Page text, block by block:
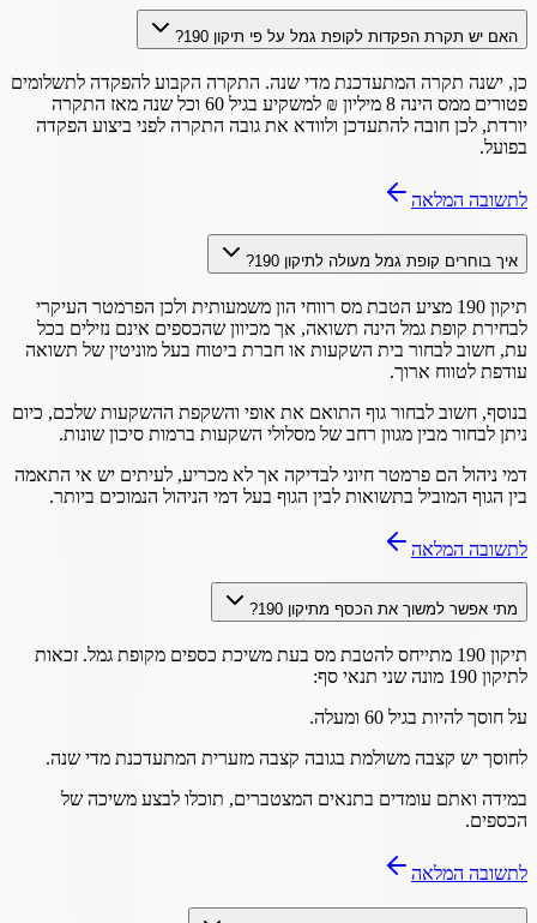
האם יש תקרת הפקדות לקופת גמל על פי תיקון 190?
כן, ישנה תקרה המתעדכנת מדי שנה. התקרה הקבוע להפקדה לתשלומים
פטורים ממס הינה 8 מיליון ₪ למשקיע בגיל 60 וכל שנה מאז התקרה
יורדת, לכן חובה להתעדכן ולוודא את גובה התקרה לפני ביצוע הפקדה
בפועל.
לתשובה המלאה
איך בוחרים קופת גמל מעולה לתיקון 190?
תיקון 190 מציע הטבת מס רווחי הון משמעותית ולכן הפרמטר העיקרי
לבחירת קופת גמל הינה תשואה, אך מכיוון שהכספים אינם נזילים בכל
עת, חשוב לבחור בית השקעות או חברת ביטוח בעל מוניטין של תשואה
עודפת לטווח ארוך.
בנוסף, חשוב לבחור גוף התואם את אופי והשקפת ההשקעות שלכם, כיום
ניתן לבחור מבין מגוון רחב של מסלולי השקעות ברמות סיכון שונות.
דמי ניהול הם פרמטר חיוני לבדיקה אך לא מכריע, לעיתים יש אי התאמה
בין הגוף המוביל בתשואות לבין הגוף בעל דמי הניהול הנמוכים ביותר.
לתשובה המלאה
מתי אפשר למשוך את הכסף מתיקון 190?
תיקון 190 מתייחס להטבת מס בעת משיכת כספים מקופת גמל. זכאות
לתיקון 190 מונה שני תנאי סף:
על חוסך להיות בגיל 60 ומעלה.
לחוסך יש קצבה משולמת בגובה קצבה מזערית המתעדכנת מדי שנה.
במידה ואתם עומדים בתנאים המצטברים, תוכלו לבצע משיכה של
הכספים.
לתשובה המלאה